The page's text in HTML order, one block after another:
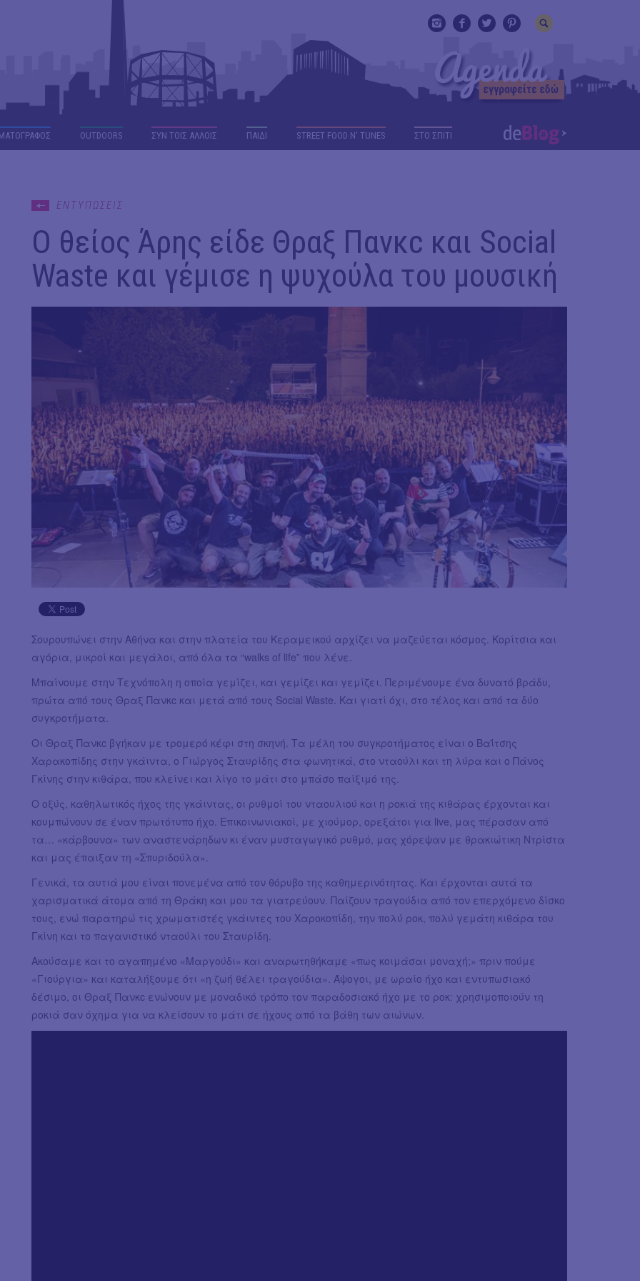
OUTDΟORS ΣΥΝ ΤΟΙΣ ΑΛΛΟΙΣ ΠΑΙΔΙ STREET FOOD N' TUNES ΣΤΟ ΣΠΙΤΙ
ΕΝΤΥΠΩΣΕΙΣ
Ο θείος Άρης είδε Θραξ Πανκc και Social
Waste και γέμισε η ψυχούλα του μουσική
Σουρουπώνει στην Αθήνα και στην πλατεία του Κεραμεικού αρχίζει να μαζεύεται κόσμος. Κορίτσια και
αγόρια, μικροί και μεγάλοι, από όλα τα “walks of life” που λένε.
Μπαίνουμε στην Τεχνόπολη η οποία γεμίζει, και γεμίζει και γεμίζει. Περιμένουμε ένα δυνατό βράδυ,
πρώτα από τους Θραξ Πανκc και μετά από τους Social Waste. Και γιατί όχι, στο τέλος και από τα δύο
συγκροτήματα.
Οι Θραξ Πανκc βγήκαν με τρομερό κέφι στη σκηνή. Τα μέλη του συγκροτήματος είναι ο Βαΐτσης
Χαρακοπίδης στην γκάιντα, ο Γιώργος Σταυρίδης στα φωνητικά, στο νταούλι και τη λύρα και ο Πάνος
Γκίνης στην κιθάρα, που κλείνει και λίγο το μάτι στο μπάσο παίξιμό της.
Ο οξύς, καθηλωτικός ήχος της γκάιντας, οι ρυθμοί του νταουλιού και η ροκιά της κιθάρας έρχονται και
κουμπώνουν σε έναν πρωτότυπο ήχο. Επικοινωνιακοί, με χιούμορ, ορεξάτοι για live, μας πέρασαν από
τα… «κάρβουνα» των αναστενάρηδων κι έναν μυσταγωγικό ρυθμό, μας χόρεψαν με θρακιώτικη Ντρίστα
και μας έπαιξαν τη «Σπυριδούλα».
Γενικά, τα αυτιά μου είναι πονεμένα από τον θόρυβο της καθημερινότητας. Και έρχονται αυτά τα
χαρισματικά άτομα από τη Θράκη και μου τα γιατρεύουν. Παίζουν τραγούδια από τον επερχόμενο δίσκο
τους, ενώ παρατηρώ τις χρωματιστές γκάιντες του Χαροκοπίδη, την πολύ ροκ, πολύ γεμάτη κιθάρα του
Γκίνη και το παγανιστικό νταούλι του Σταυρίδη.
Ακούσαμε και το αγαπημένο «Μαργούδι» και αναρωτηθήκαμε «πως κοιμάσαι μοναχή;» πριν πούμε
«Γιούργια» και καταλήξουμε ότι «η ζωή θέλει τραγούδια». Άψογοι, με ωραίο ήχο και εντυπωσιακό
δέσιμο, οι Θραξ Πανκc ενώνουν με μοναδικό τρόπο τον παραδοσιακό ήχο με το ροκ: χρησιμοποιούν τη
ροκιά σαν όχημα για να κλείσουν το μάτι σε ήχους από τα βάθη των αιώνων.